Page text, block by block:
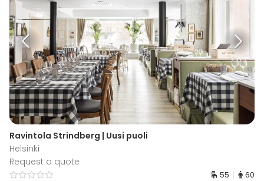
Ravintola Strindberg | Uusi puoli
Helsinki
Request a quote
55 60